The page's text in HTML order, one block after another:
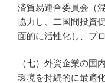
済貿易連合委員会（
協力し、二国間投資
面的に活性化し、プ
（七）外資企業の国
環境を持続的に最適